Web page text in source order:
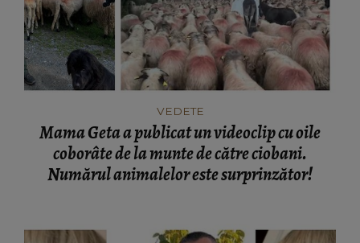
VEDETE
Mama Geta a publicat un videoclip cu oile
coborâte de la munte de către ciobani.
Numărul animalelor este surprinzător!